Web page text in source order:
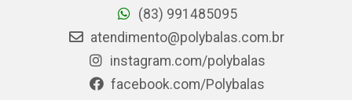
(83) 991485095
atendimento@polybalas.com.br
instagram.com/polybalas
facebook.com/Polybalas